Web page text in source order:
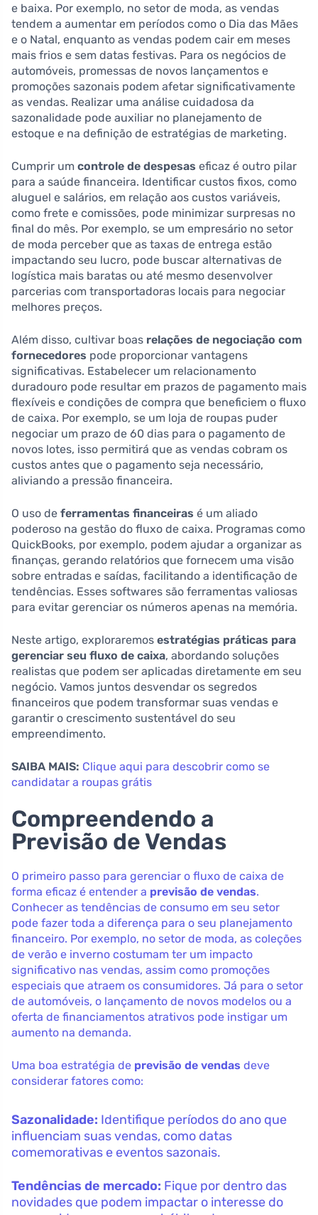
e baixa. Por exemplo, no setor de moda, as vendas
tendem a aumentar em períodos como o Dia das Mães
e o Natal, enquanto as vendas podem cair em meses
mais frios e sem datas festivas. Para os negócios de
automóveis, promessas de novos lançamentos e
promoções sazonais podem afetar significativamente
as vendas. Realizar uma análise cuidadosa da
sazonalidade pode auxiliar no planejamento de
estoque e na definição de estratégias de marketing.
Cumprir um controle de despesas eficaz é outro pilar
para a saúde financeira. Identificar custos fixos, como
aluguel e salários, em relação aos custos variáveis,
como frete e comissões, pode minimizar surpresas no
final do mês. Por exemplo, se um empresário no setor
de moda perceber que as taxas de entrega estão
impactando seu lucro, pode buscar alternativas de
logística mais baratas ou até mesmo desenvolver
parcerias com transportadoras locais para negociar
melhores preços.
Além disso, cultivar boas relações de negociação com
fornecedores pode proporcionar vantagens
significativas. Estabelecer um relacionamento
duradouro pode resultar em prazos de pagamento mais
flexíveis e condições de compra que beneficiem o fluxo
de caixa. Por exemplo, se um loja de roupas puder
negociar um prazo de 60 dias para o pagamento de
novos lotes, isso permitirá que as vendas cobram os
custos antes que o pagamento seja necessário,
aliviando a pressão financeira.
O uso de ferramentas financeiras é um aliado
poderoso na gestão do fluxo de caixa. Programas como
QuickBooks, por exemplo, podem ajudar a organizar as
finanças, gerando relatórios que fornecem uma visão
sobre entradas e saídas, facilitando a identificação de
tendências. Esses softwares são ferramentas valiosas
para evitar gerenciar os números apenas na memória.
Neste artigo, exploraremos estratégias práticas para
gerenciar seu fluxo de caixa, abordando soluções
realistas que podem ser aplicadas diretamente em seu
negócio. Vamos juntos desvendar os segredos
financeiros que podem transformar suas vendas e
garantir o crescimento sustentável do seu
empreendimento.
SAIBA MAIS: Clique aqui para descobrir como se
candidatar a roupas grátis
Compreendendo a
Previsão de Vendas
O primeiro passo para gerenciar o fluxo de caixa de
forma eficaz é entender a previsão de vendas.
Conhecer as tendências de consumo em seu setor
pode fazer toda a diferença para o seu planejamento
financeiro. Por exemplo, no setor de moda, as coleções
de verão e inverno costumam ter um impacto
significativo nas vendas, assim como promoções
especiais que atraem os consumidores. Já para o setor
de automóveis, o lançamento de novos modelos ou a
oferta de financiamentos atrativos pode instigar um
aumento na demanda.
Uma boa estratégia de previsão de vendas deve
considerar fatores como:
Sazonalidade: Identifique períodos do ano que
influenciam suas vendas, como datas
comemorativas e eventos sazonais.
Tendências de mercado: Fique por dentro das
novidades que podem impactar o interesse do